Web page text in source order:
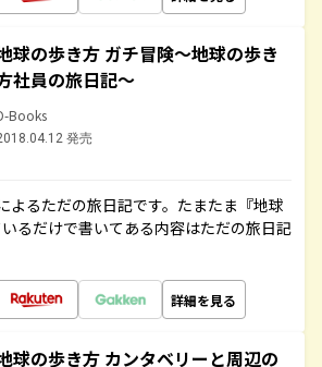
球の歩き方 ガチ冒険～地球の歩き
社員の旅日記～
Books
発売
よるただの旅日記です。たまたま『地球
るだけで書いてある内容はただの旅日記
詳細を見る
球の歩き方 カンタベリーと周辺の